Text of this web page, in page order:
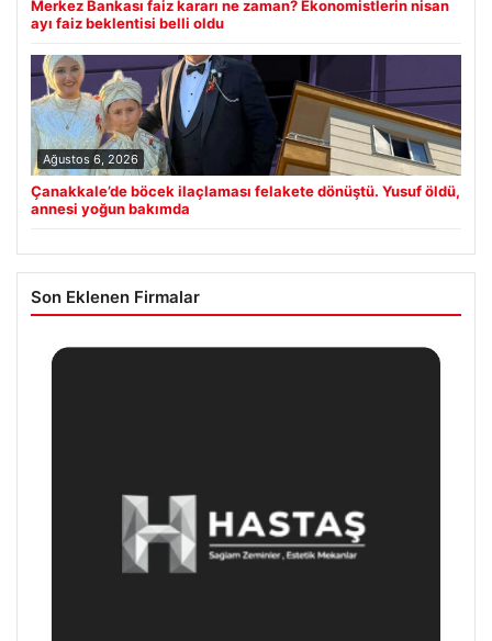
Merkez Bankası faiz kararı ne zaman? Ekonomistlerin nisan
ayı faiz beklentisi belli oldu
Ağustos 6, 2026
Çanakkale’de böcek ilaçlaması felakete dönüştü. Yusuf öldü,
annesi yoğun bakımda
Son Eklenen Firmalar